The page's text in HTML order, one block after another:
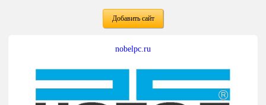
Добавить сайт
nobelpc.ru